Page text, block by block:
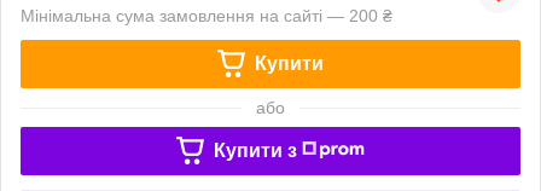
Мінімальна сума замовлення на сайті — 200 ₴
Купити
або
Купити з